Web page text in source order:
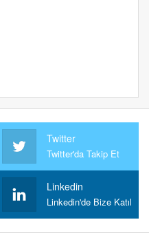
Twitter
Twitter'da Takip Et
Linkedin
Linkedin'de Bize Katıl